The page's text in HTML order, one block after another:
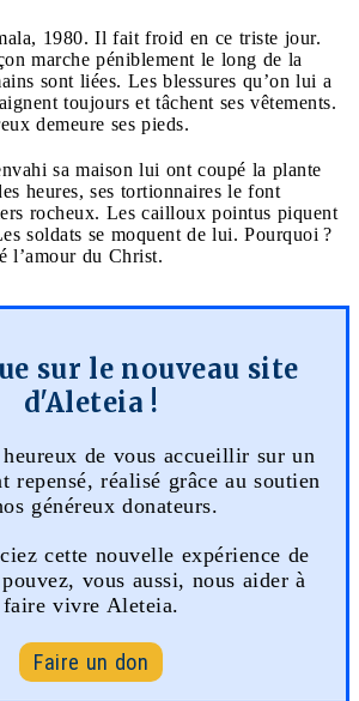
1980. Il fait froid en ce triste jour.
marche péniblement le long de la
sont liées. Les blessures qu’on lui a
toujours et tâchent ses vêtements.
demeure ses pieds.
sa maison lui ont coupé la plante
heures, ses tortionnaires le font
rocheux. Les cailloux pointus piquent
soldats se moquent de lui. Pourquoi ?
l’amour du Christ.
sur le nouveau site
d'Aleteia !
de vous accueillir sur un
repensé, réalisé grâce au soutien
généreux donateurs.
cette nouvelle expérience de
vous aussi, nous aider à
faire vivre Aleteia.
Faire un don